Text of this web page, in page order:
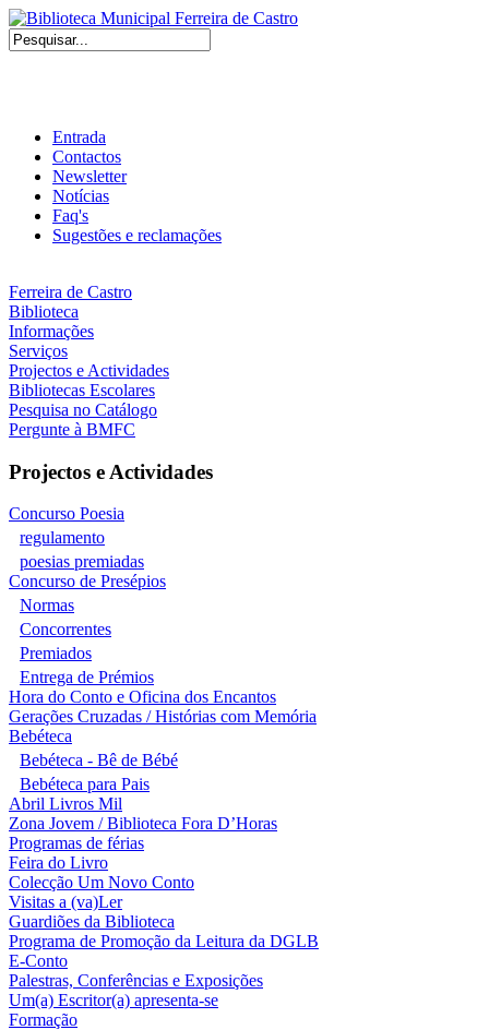
Entrada
Contactos
Newsletter
Notícias
Faq's
Sugestões e reclamações
Ferreira de Castro
Biblioteca
Informações
Serviços
Projectos e Actividades
Bibliotecas Escolares
Pesquisa no Catálogo
Pergunte à BMFC
Projectos e Actividades
Concurso Poesia
regulamento
poesias premiadas
Concurso de Presépios
Normas
Concorrentes
Premiados
Entrega de Prémios
Hora do Conto e Oficina dos Encantos
Gerações Cruzadas / Histórias com Memória
Bebéteca
Bebéteca - Bê de Bébé
Bebéteca para Pais
Abril Livros Mil
Zona Jovem / Biblioteca Fora D’Horas
Programas de férias
Feira do Livro
Colecção Um Novo Conto
Visitas a (va)Ler
Guardiões da Biblioteca
Programa de Promoção da Leitura da DGLB
E-Conto
Palestras, Conferências e Exposições
Um(a) Escritor(a) apresenta-se
Formação